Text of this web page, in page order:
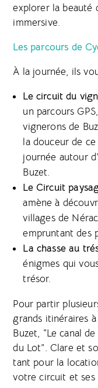
explorer la beauté
immersive.
Les parcours de
À la journée, ils
Le circuit du
un parcours
vignerons de
la douceur de
journée autour
Buzet.
Le Circuit
amène à
villages de
empruntant des
La chasse au
énigmes qui
trésor.
Pour partir
grands itinéraires
Buzet, “Le canal
du Lot”. Clare et
tant pour la
votre circuit et ses